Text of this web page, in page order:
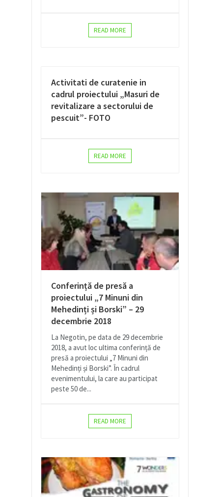
READ MORE
Activitati de curatenie in
cadrul proiectului „Masuri de
revitalizare a sectorului de
pescuit”- FOTO
READ MORE
Conferință de presă a
proiectului „7 Minuni din
Mehedinți și Borski” – 29
decembrie 2018
La Negotin, pe data de 29 decembrie
2018, a avut loc ultima conferință de
presă a proiectului „7 Minuni din
Mehedinți și Borski”. În cadrul
evenimentului, la care au participat
peste 50 de...
READ MORE